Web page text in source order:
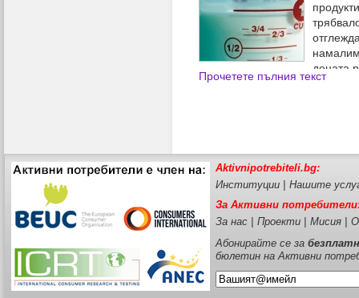
децата
използваме безопасно
Прочетете пълния текст
Aktivnipotrebiteli.bg:
Институции
Нашите
За Активни
За нас
Проекти Мисия
Абонирайте се за
бюлетин на Активни